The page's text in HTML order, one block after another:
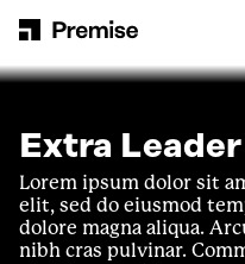
Main Navigation
Extra Leader
Lorem ipsum dolor sit
elit, sed do eiusmod
dolore magna aliqua.
nibh cras pulvinar.